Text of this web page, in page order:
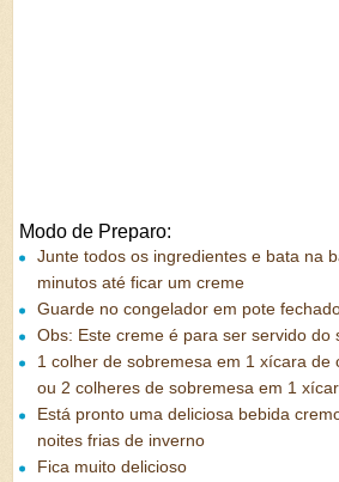
Modo de Preparo:
Junte todos os ingredientes e bata na
minutos até ficar um creme
Guarde no congelador em pote
Obs: Este creme é para ser servido do
1 colher de sobremesa em 1 xícara de
ou 2 colheres de sobremesa em 1
Está pronto uma deliciosa bebida
noites frias de inverno
Fica muito delicioso